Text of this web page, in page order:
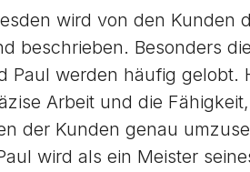
wird von den Kunden
beschrieben. Besonders
Paul werden häufig gelobt.
Arbeit und die
der Kunden genau
wird als ein Meister